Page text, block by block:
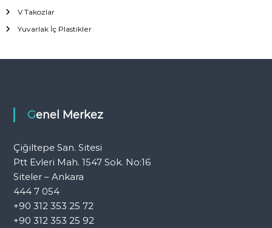
V Takozlar
Yuvarlak İç Plastikler
Genel Merkez
Çiğiltepe San. Sitesi
Ptt Evleri Mah. 1547 Sok. No:16
Siteler – Ankara
444 7 054
+90 312 353 25 72
+90 312 353 25 92